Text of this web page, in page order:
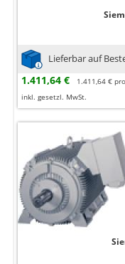
Lieferbar auf
1.411,64 €
1.411,64 €
inkl. gesetzl. MwSt.